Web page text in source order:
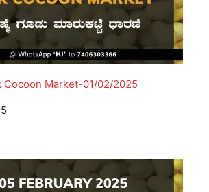
Cocoon Market-01/02/2025